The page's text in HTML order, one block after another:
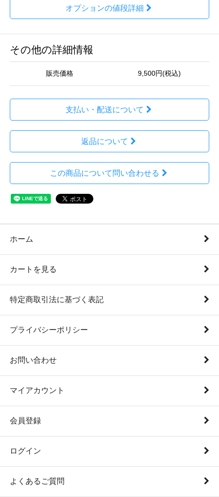
オプションの値段詳細
その他の詳細情報
販売価格 9,500円(税込)
支払い・配送について
返品について
この商品について問い合わせる
ホーム
カートを見る
特定商取引法に基づく表記
プライバシーポリシー
お問い合わせ
マイアカウント
会員登録
ログイン
よくあるご質問